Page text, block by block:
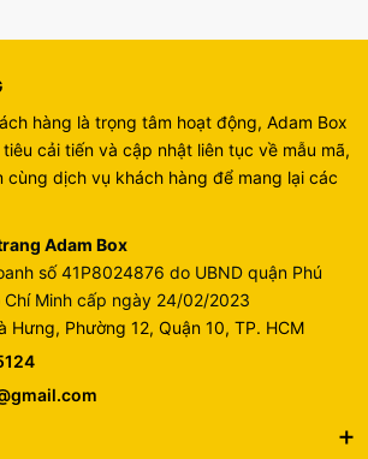
hàng là trọng tâm hoạt động, Adam Box
cải tiến và cập nhật liên tục về mẫu mã,
cùng dịch vụ khách hàng để mang lại các
Adam Box
số 41P8024876 do UBND quận Phú
Chí Minh cấp ngày 24/02/2023
Hưng, Phường 12, Quận 10, TP. HCM